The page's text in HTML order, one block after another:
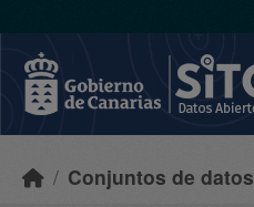
Conjuntos de datos